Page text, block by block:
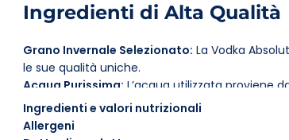
Ingredienti di Alta Qualità
Grano Invernale Selezionato: La Vodka
le sue qualità uniche.
Acqua Purissima: L’acqua utilizzata proviene
contribuendo a conferire alla vodka un profilo di
Caratteristiche e Gusto
Ingredienti e valori nutrizionali
Allergeni